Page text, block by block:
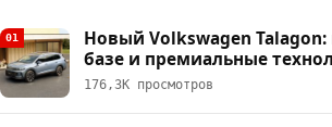
01
Новый Volkswagen
базе и премиальные
176,3К просмотров